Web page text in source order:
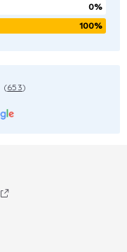
0%
100%
(653)